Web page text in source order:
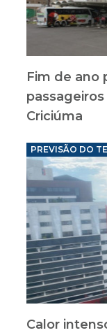
Fim de ano
Criciúma
PREVISÃO DO
Calor